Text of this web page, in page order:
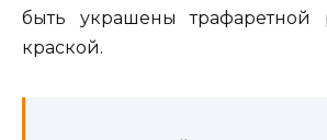
быть украшены трафаретной
краской.